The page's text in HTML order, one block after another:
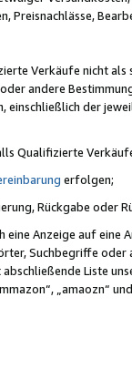
Preisnachlässe,
Verkäufe nicht
andere
der
Qualifizierte
erfolgen;
Rückgabe oder
Anzeige auf
Suchbegriffe
Liste
„amaozn“